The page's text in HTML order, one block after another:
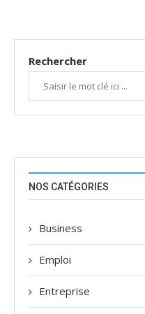
Rechercher
NOS CATÉGORIES
Business
Emploi
Entreprise